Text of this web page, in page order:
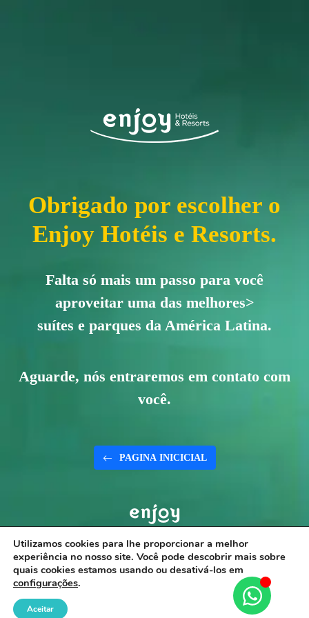
Obrigado por escolher o
Enjoy Hotéis e Resorts.
Falta só mais um passo para você
aproveitar uma das melhores>
suítes e parques da América Latina.
Aguarde, nós entraremos em contato com
você.
PAGINA INICICIAL
Utilizamos cookies para lhe proporcionar a melhor
experiência no nosso site. Você pode descobrir mais sobre
quais cookies estamos usando ou desativá-los em
configurações.
Aceitar